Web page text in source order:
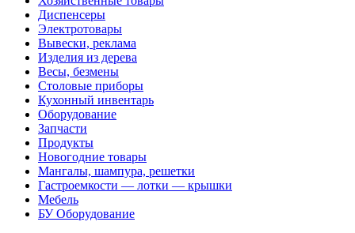
Диспенсеры
Электротовары
Вывески, реклама
Изделия из дерева
Весы, безмены
Столовые приборы
Кухонный инвентарь
Оборудование
Запчасти
Продукты
Новогодние товары
Мангалы, шампура, решетки
Гастроемкости — лотки — крышки
Мебель
БУ Оборудование